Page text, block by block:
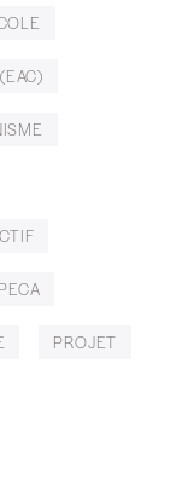
PECA
PROJET